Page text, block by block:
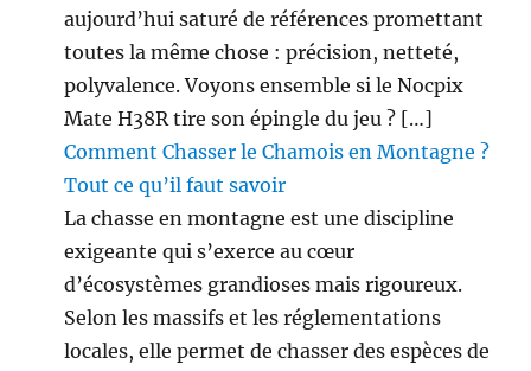
aujourd’hui saturé de références promettant
toutes la même chose : précision, netteté,
polyvalence. Voyons ensemble si le Nocpix
Mate H38R tire son épingle du jeu ? […]
Comment Chasser le Chamois en Montagne ?
Tout ce qu’il faut savoir
La chasse en montagne est une discipline
exigeante qui s’exerce au cœur
d’écosystèmes grandioses mais rigoureux.
Selon les massifs et les réglementations
locales, elle permet de chasser des espèces de